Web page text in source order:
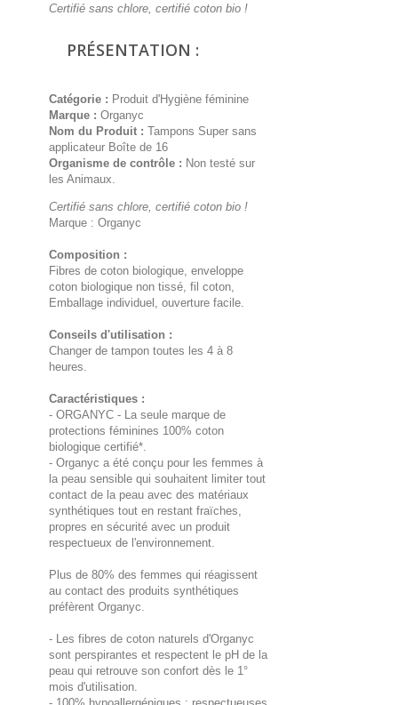
Certifié sans chlore, certifié coton bio !
PRÉSENTATION :
Catégorie : Produit d'Hygiène féminine
Marque : Organyc
Nom du Produit : Tampons Super sans
applicateur Boîte de 16
Organisme de contrôle : Non testé sur
les Animaux.
Certifié sans chlore, certifié coton bio !
Marque : Organyc
Composition :
Fibres de coton biologique, enveloppe
coton biologique non tissé, fil coton,
Emballage individuel, ouverture facile.
Conseils d'utilisation :
Changer de tampon toutes les 4 à 8
heures.
Caractéristiques :
- ORGANYC - La seule marque de
protections féminines 100% coton
biologique certifié*.
- Organyc a été conçu pour les femmes à
la peau sensible qui souhaitent limiter tout
contact de la peau avec des matériaux
synthétiques tout en restant fraïches,
propres en sécurité avec un produit
respectueux de l'environnement.
Plus de 80% des femmes qui réagissent
au contact des produits synthétiques
préfèrent Organyc.
- Les fibres de coton naturels d'Organyc
sont perspirantes et respectent le pH de la
peau qui retrouve son confort dès le 1°
mois d'utilisation.